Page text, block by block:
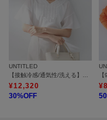
UNTITLED
¥12,320
30%OFF
¥
50